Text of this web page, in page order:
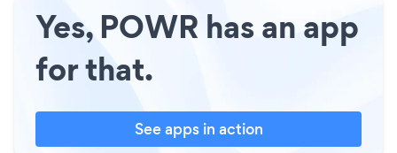
Yes, POWR has an app
for that.
See apps in action